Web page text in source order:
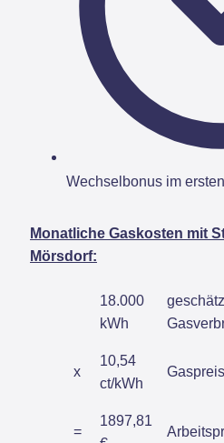
Wechselbonus im
Monatliche Gaskosten mit
Mörsdorf:
18.000
kWh
x
10,54
ct/kWh
=
1897,81